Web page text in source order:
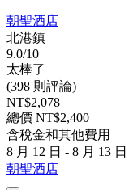
朝聖酒店
北港鎮
9.0/10
太棒了
(398 則評論)
NT$2,078
總價 NT$2,400
含稅金和其他費用
8 月 12 日 - 8 月 13 日
朝聖酒店